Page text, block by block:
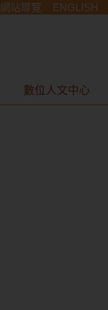
網站導覽 ENGLISH
數位人文中心